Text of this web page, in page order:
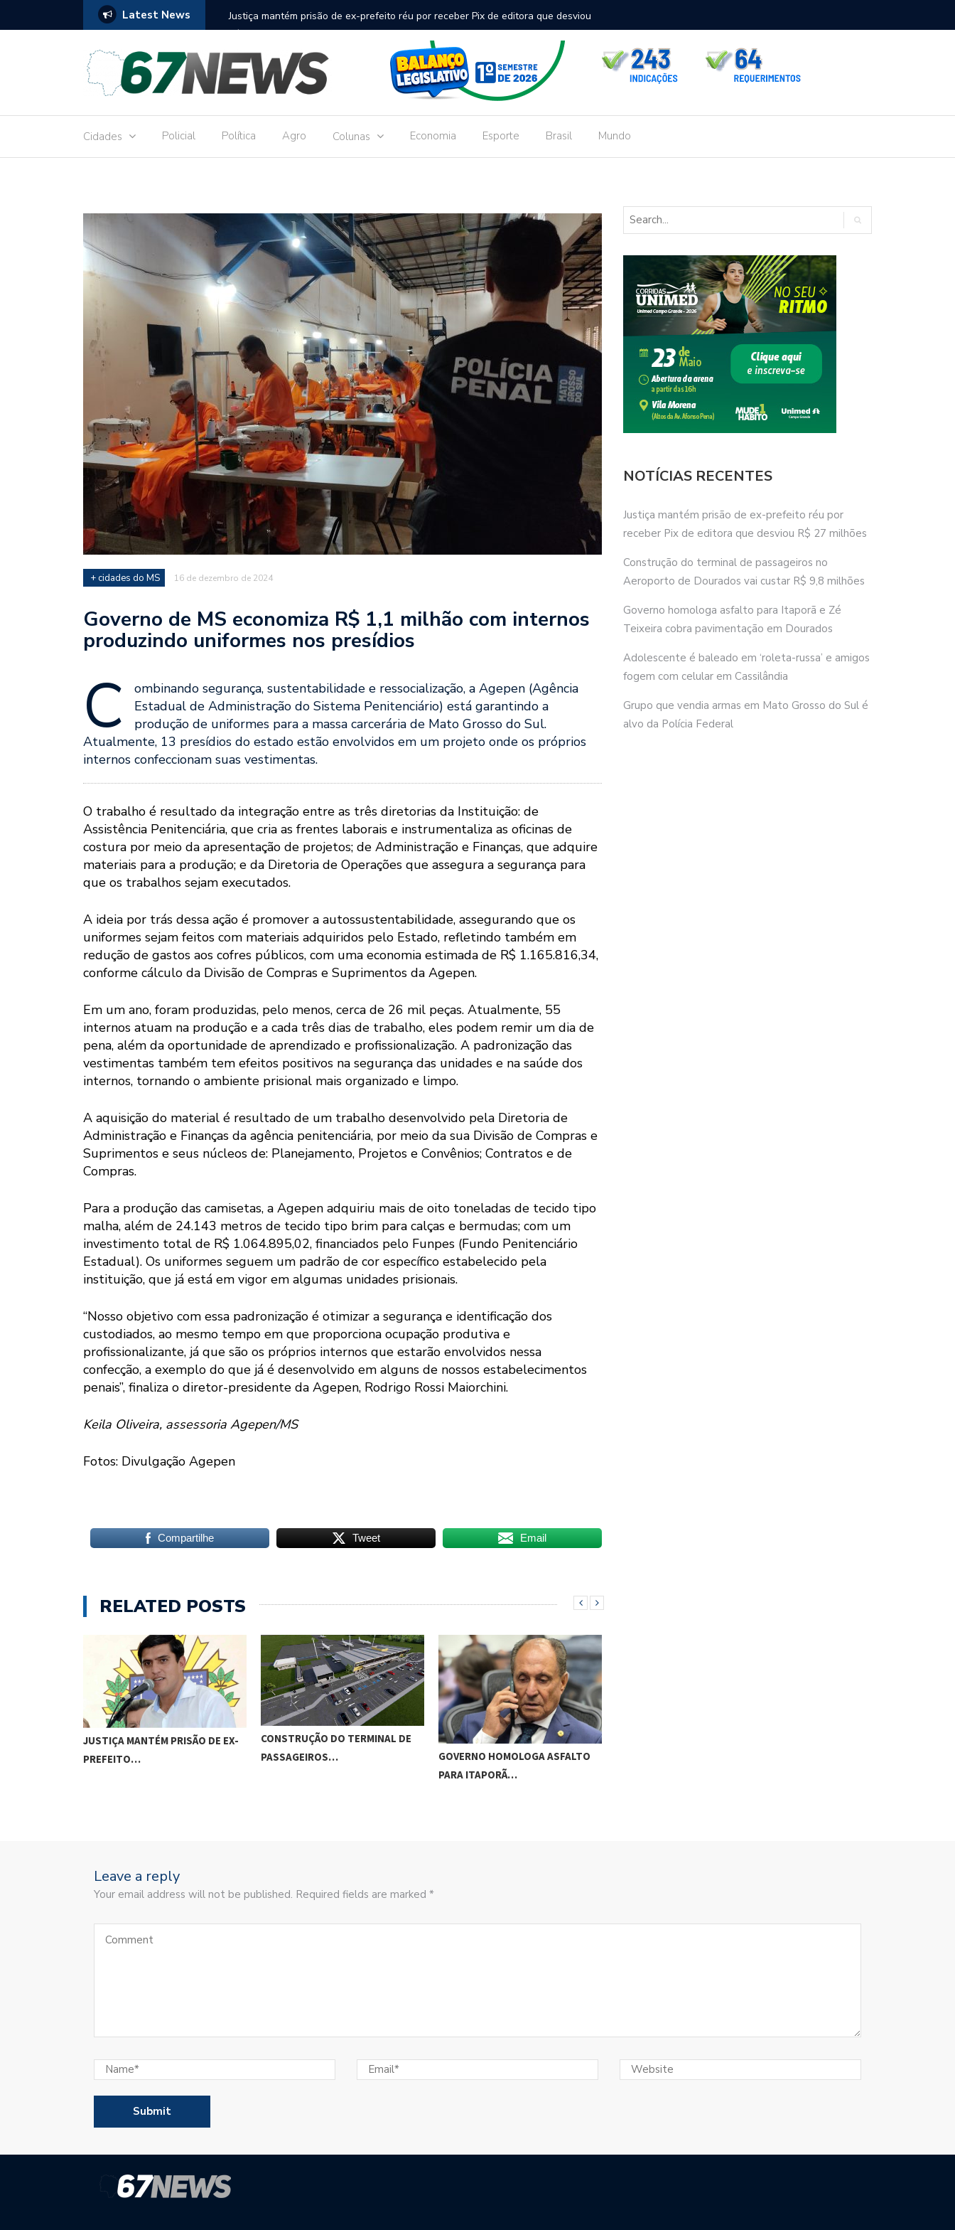
Latest News
réu por receber Pix de editora que desviou
Construção do terminal de passageiros no Aeroporto de Dourados vai custar R$
9,8 milhões
Dourados
Cidades Policial Política Agro Colunas Economia Esporte Brasil Mundo
+ cidades do MS 16 de dezembro de 2024
Governo de MS economiza R$ 1,1 milhão com internos
produzindo uniformes nos presídios
C
ombinando segurança, sustentabilidade e ressocialização, a Agepen (Agência
Estadual de Administração do Sistema Penitenciário) está garantindo a
produção de uniformes para a massa carcerária de Mato Grosso do Sul.
Atualmente, 13 presídios do estado estão envolvidos em um projeto onde os próprios
internos confeccionam suas vestimentas.
O trabalho é resultado da integração entre as três diretorias da Instituição: de
Assistência Penitenciária, que cria as frentes laborais e instrumentaliza as oficinas de
costura por meio da apresentação de projetos; de Administração e Finanças, que adquire
materiais para a produção; e da Diretoria de Operações que assegura a segurança para
que os trabalhos sejam executados.
A ideia por trás dessa ação é promover a autossustentabilidade, assegurando que os
uniformes sejam feitos com materiais adquiridos pelo Estado, refletindo também em
redução de gastos aos cofres públicos, com uma economia estimada de R$ 1.165.816,34,
conforme cálculo da Divisão de Compras e Suprimentos da Agepen.
Em um ano, foram produzidas, pelo menos, cerca de 26 mil peças. Atualmente, 55
internos atuam na produção e a cada três dias de trabalho, eles podem remir um dia de
pena, além da oportunidade de aprendizado e profissionalização. A padronização das
vestimentas também tem efeitos positivos na segurança das unidades e na saúde dos
internos, tornando o ambiente prisional mais organizado e limpo.
A aquisição do material é resultado de um trabalho desenvolvido pela Diretoria de
Administração e Finanças da agência penitenciária, por meio da sua Divisão de Compras e
Suprimentos e seus núcleos de: Planejamento, Projetos e Convênios; Contratos e de
Compras.
Para a produção das camisetas, a Agepen adquiriu mais de oito toneladas de tecido tipo
malha, além de 24.143 metros de tecido tipo brim para calças e bermudas; com um
investimento total de R$ 1.064.895,02, financiados pelo Funpes (Fundo Penitenciário
Estadual). Os uniformes seguem um padrão de cor específico estabelecido pela
instituição, que já está em vigor em algumas unidades prisionais.
“Nosso objetivo com essa padronização é otimizar a segurança e identificação dos
custodiados, ao mesmo tempo em que proporciona ocupação produtiva e
profissionalizante, já que são os próprios internos que estarão envolvidos nessa
confecção, a exemplo do que já é desenvolvido em alguns de nossos estabelecimentos
penais”, finaliza o diretor-presidente da Agepen, Rodrigo Rossi Maiorchini.
Keila Oliveira, assessoria Agepen/MS
Fotos: Divulgação Agepen
Compartilhe Tweet Email
RELATED POSTS
JUSTIÇA MANTÉM PRISÃO DE EX-
PREFEITO…
CONSTRUÇÃO DO TERMINAL DE
PASSAGEIROS…
GOVERNO HOMOLOGA ASFALTO
PARA ITAPORÃ…
NOTÍCIAS RECENTES
Justiça mantém prisão de ex-prefeito réu por
receber Pix de editora que desviou R$ 27 milhões
Construção do terminal de passageiros no
Aeroporto de Dourados vai custar R$ 9,8 milhões
Governo homologa asfalto para Itaporã e Zé
Teixeira cobra pavimentação em Dourados
Adolescente é baleado em ‘roleta-russa’ e amigos
fogem com celular em Cassilândia
Grupo que vendia armas em Mato Grosso do Sul é
alvo da Polícia Federal
Leave a reply
Your email address will not be published. Required fields are marked *